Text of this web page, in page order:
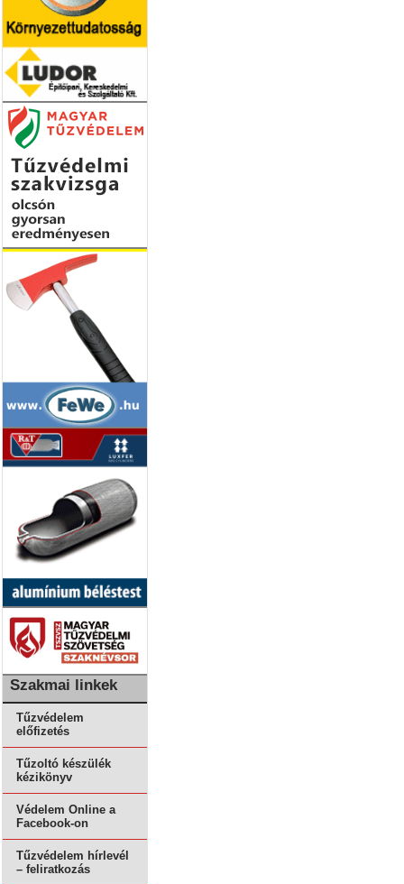
Szakmai linkek
Tűzvédelem
előfizetés
Tűzoltó készülék
kézikönyv
Védelem Online a
Facebook-on
Tűzvédelem hírlevél
– feliratkozás